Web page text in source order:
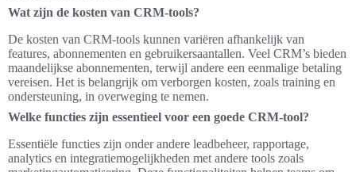
Wat zijn de kosten van CRM-tools?
De kosten van CRM-tools kunnen variëren afhankelijk van
features, abonnementen en gebruikersaantallen. Veel CRM’s bieden
maandelijkse abonnementen, terwijl andere een eenmalige betaling
vereisen. Het is belangrijk om verborgen kosten, zoals training en
ondersteuning, in overweging te nemen.
Welke functies zijn essentieel voor een goede CRM-tool?
Essentiële functies zijn onder andere leadbeheer, rapportage,
analytics en integratiemogelijkheden met andere tools zoals